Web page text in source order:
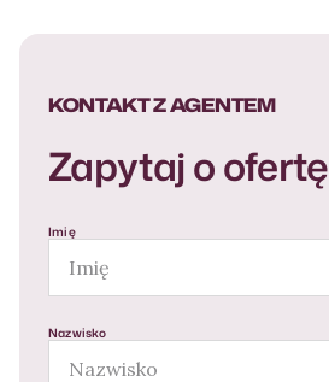
KONTAKT Z AGENTEM
Zapytaj o ofertę
Imię
Nazwisko